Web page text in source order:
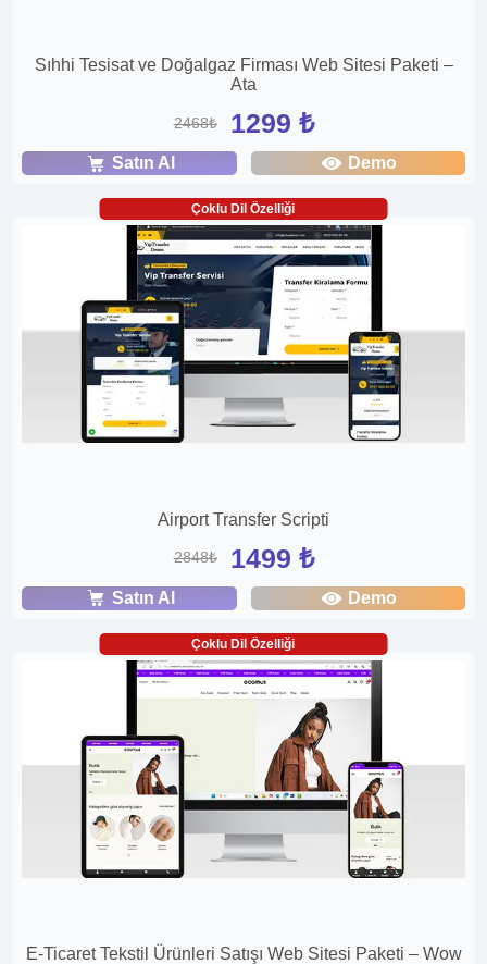
Sıhhi Tesisat ve Doğalgaz Firması Web Sitesi Paketi –
Ata
2468₺ 1299 ₺
Satın Al Demo
Çoklu Dil Özelliği
Airport Transfer Scripti
2848₺ 1499 ₺
Satın Al Demo
Çoklu Dil Özelliği
E-Ticaret Tekstil Ürünleri Satışı Web Sitesi Paketi – Wow